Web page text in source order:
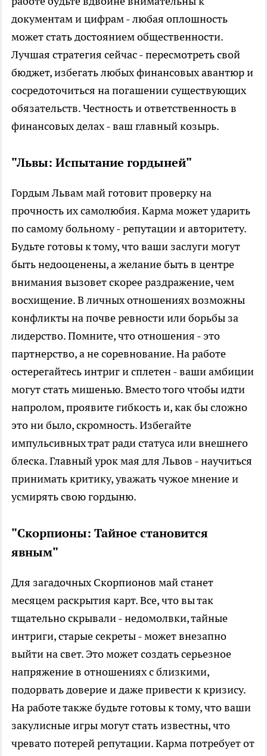
документам и цифрам - любая оплошность
может стать достоянием общественности.
Лучшая стратегия сейчас - пересмотреть свой
бюджет, избегать любых финансовых авантюр и
сосредоточиться на погашении существующих
обязательств. Честность и ответственность в
финансовых делах - ваш главный козырь.
"Львы: Испытание гордыней"
Гордым Львам май готовит проверку на
прочность их самолюбия. Карма может ударить
по самому больному - репутации и авторитету.
Будьте готовы к тому, что ваши заслуги могут
быть недооценены, а желание быть в центре
внимания вызовет скорее раздражение, чем
восхищение. В личных отношениях возможны
конфликты на почве ревности или борьбы за
лидерство. Помните, что отношения - это
партнерство, а не соревнование. На работе
остерегайтесь интриг и сплетен - ваши амбиции
могут стать мишенью. Вместо того чтобы идти
напролом, проявите гибкость и, как бы сложно
это ни было, скромность. Избегайте
импульсивных трат ради статуса или внешнего
блеска. Главный урок мая для Львов - научиться
принимать критику, уважать чужое мнение и
усмирять свою гордыню.
"Скорпионы: Тайное становится
явным"
Для загадочных Скорпионов май станет
месяцем раскрытия карт. Все, что вы так
тщательно скрывали - недомолвки, тайные
интриги, старые секреты - может внезапно
выйти на свет. Это может создать серьезное
напряжение в отношениях с близкими,
подорвать доверие и даже привести к кризису.
На работе также будьте готовы к тому, что ваши
закулисные игры могут стать известны, что
чревато потерей репутации. Карма потребует от